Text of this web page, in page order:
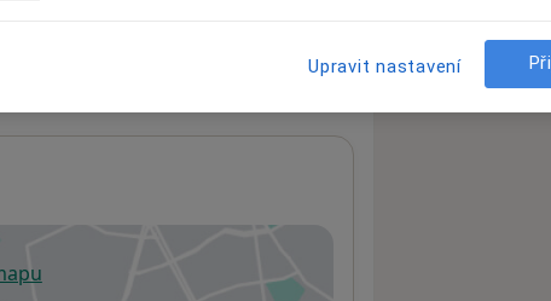
v nové záložce
Upravit nastavení